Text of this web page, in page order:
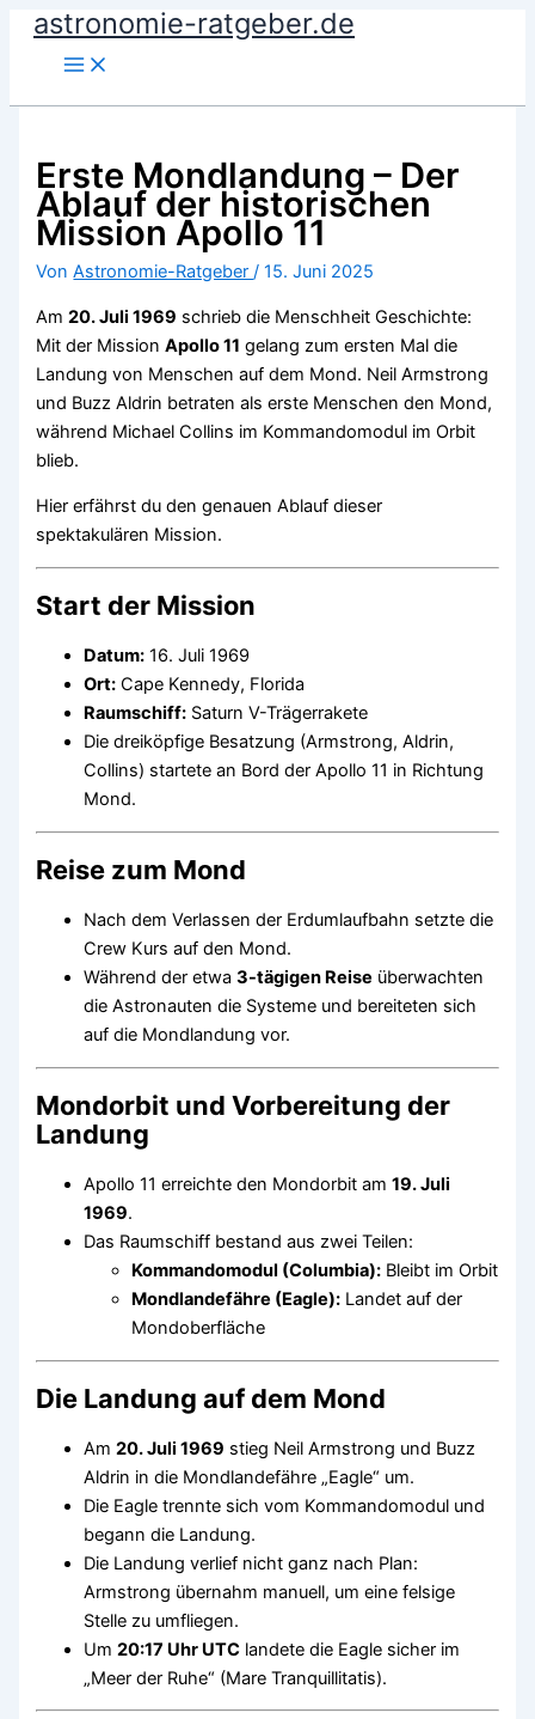
Zumastronomie-ratgeber.de
Erste Mondlandung – Der
Ablauf der historischen
Mission Apollo 11
VonAstronomie-Ratgeber/15. Juni 2025
Am20. Juli 1969 schrieb die Menschheit Geschichte:
Mit der MissionApollo 11 gelang zum ersten Mal die
Landung von Menschen auf dem Mond. Neil Armstrong
und Buzz Aldrin betraten als erste Menschen den Mond,
während Michael Collins im Kommandomodul im Orbit
blieb.
Hier erfährst du den genauen Ablauf dieser
spektakulären Mission.
Start der Mission
Datum: 16. Juli 1969
Ort: Cape Kennedy, Florida
Raumschiff: Saturn V-Trägerrakete
Die dreiköpfige Besatzung (Armstrong, Aldrin,
Collins) startete an Bord der Apollo 11 in Richtung
Mond.
Reise zum Mond
Nach dem Verlassen der Erdumlaufbahn setzte die
Crew Kurs auf den Mond.
Während der etwa3-tägigen Reise überwachten
die Astronauten die Systeme und bereiteten sich
auf die Mondlandung vor.
Mondorbit und Vorbereitung der
Landung
Apollo 11 erreichte den Mondorbit am19. Juli
1969.
Das Raumschiff bestand aus zwei Teilen:
Kommandomodul (Columbia): Bleibt im Orbit
Mondlandefähre (Eagle): Landet auf der
Mondoberfläche
Die Landung auf dem Mond
Am20. Juli 1969 stieg Neil Armstrong und Buzz
Aldrin in die Mondlandefähre „Eagle“ um.
Die Eagle trennte sich vom Kommandomodul und
begann die Landung.
Die Landung verlief nicht ganz nach Plan:
Armstrong übernahm manuell, um eine felsige
Stelle zu umfliegen.
Um20:17 Uhr UTC landete die Eagle sicher im
„Meer der Ruhe“ (Mare Tranquillitatis).